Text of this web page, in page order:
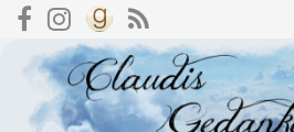
Search for: